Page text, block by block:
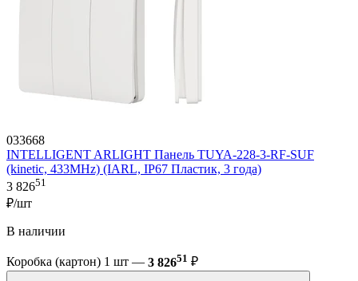
033668
INTELLIGENT ARLIGHT Панель TUYA-228-3-RF-SUF
(kinetic, 433MHz) (IARL, IP67 Пластик, 3 года)
3 82651
₽/шт
В наличии
Коробка (картон) 1 шт — 3 82651 ₽